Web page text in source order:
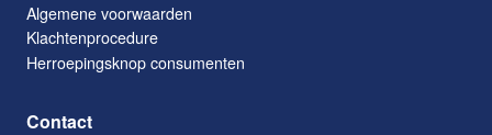
Algemene voorwaarden
Klachtenprocedure
Herroepingsknop consumenten
Contact